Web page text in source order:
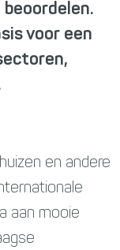
voor een
en andere
aan mooie